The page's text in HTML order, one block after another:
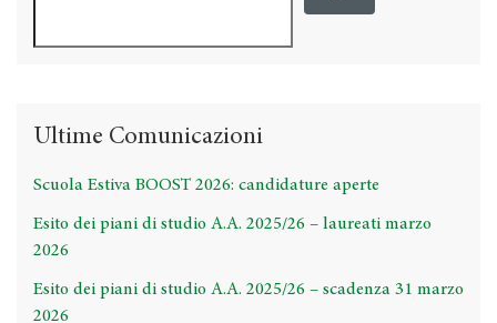
Ultime Comunicazioni
Scuola Estiva BOOST 2026: candidature aperte
Esito dei piani di studio A.A. 2025/26 – laureati marzo
2026
Esito dei piani di studio A.A. 2025/26 – scadenza 31 marzo
2026